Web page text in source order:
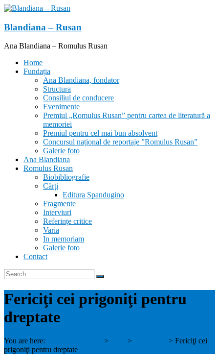
Skip
content
Blandiana – Rusan
Ana Blandiana – Romulus Rusan
Home
Fundația
Ana Blandiana, fondator
Structura
Consiliul de conducere
Evenimente
Premiul „Romulus Rusan” pentru cartea de literatură a
memoriei
Premiul pentru cel mai bun absolvent
Concursul național de reportaje ”Romulus Rusan”
Galerie foto
Ana Blandiana
Romulus Rusan
Biobibliografie
Cărți
Editura Spandugino
Fragmente
Interviuri
Referințe critice
Varia
In memoriam
Galerie foto
Contact
Fericiţi cei prigoniţi pentru
dreptate
You are here: > > > Fericiţi cei
prigoniţi pentru dreptate